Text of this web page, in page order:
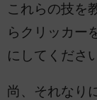
これらの技を
らクリッカー
にしてくださ
尚、それなり